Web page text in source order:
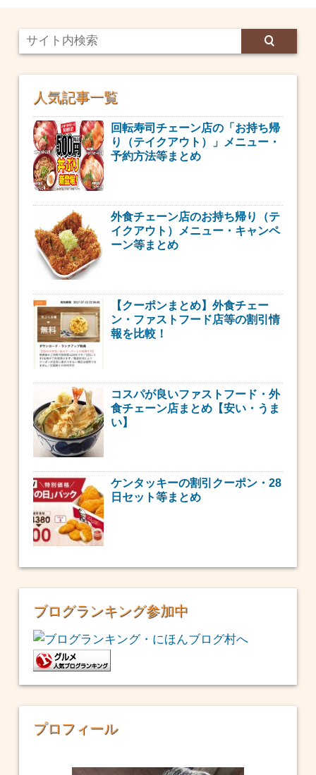
人気記事一覧
回転寿司チェーン店の「お持ち帰
り（テイクアウト）」メニュー・
予約方法等まとめ
外食チェーン店のお持ち帰り（テ
イクアウト）メニュー・キャンペ
ーン等まとめ
【クーポンまとめ】外食チェー
ン・ファストフード店等の割引情
報を比較！
コスパが良いファストフード・外
食チェーン店まとめ【安い・うま
い】
ケンタッキーの割引クーポン・28
日セット等まとめ
ブログランキング参加中
プロフィール